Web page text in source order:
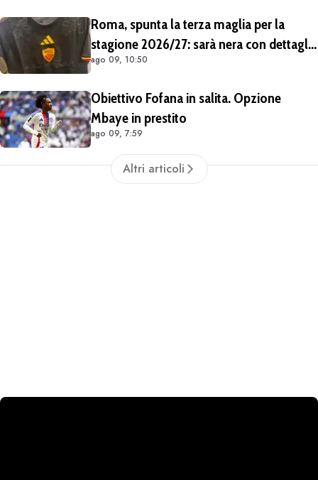
Roma, spunta la terza maglia per la
stagione 2026/27: sarà nera con dettagli
giallorossi
ago 09, 10:50
Obiettivo Fofana in salita. Opzione
Mbaye in prestito
ago 09, 7:59
Altri articoli